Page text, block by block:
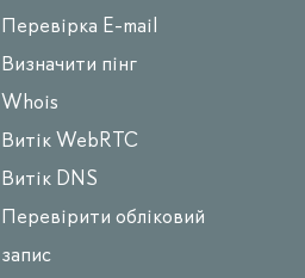
Перевірка E-mail
Визначити пінг
Whois
Витік WebRTC
Витік DNS
Перевірити обліковий
запис